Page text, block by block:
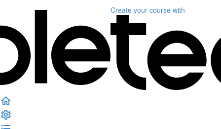
Create your course with